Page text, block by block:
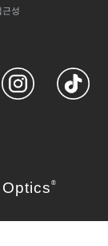
근성
®